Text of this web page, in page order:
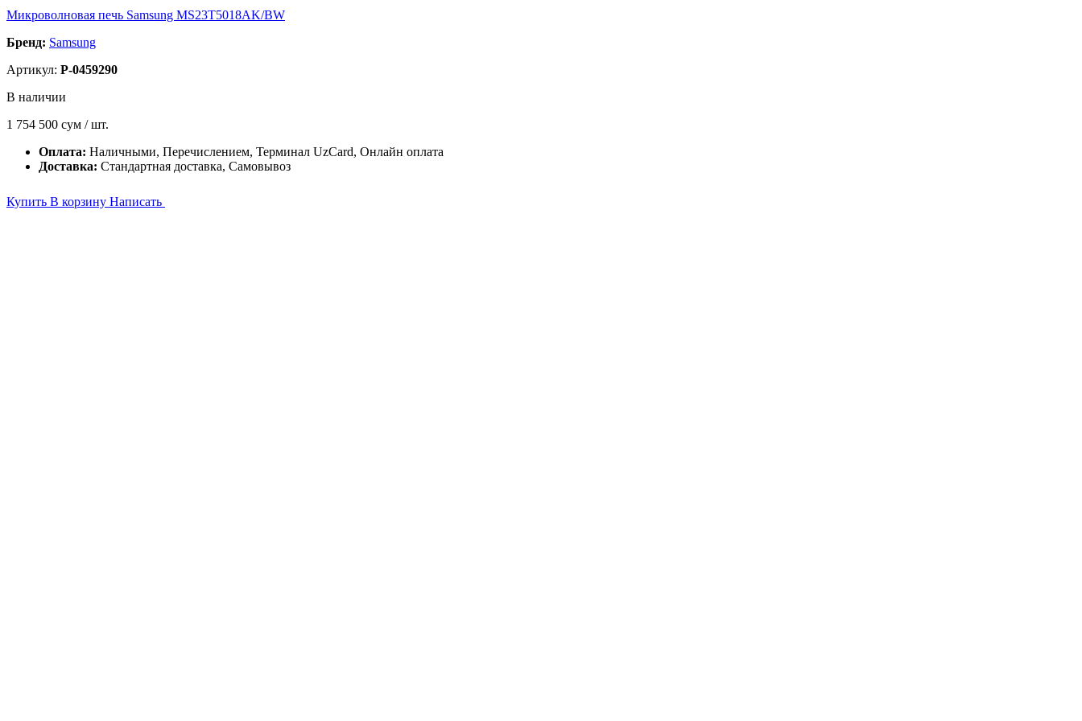
Микроволновая печь Samsung MS23T5018AK/BW
Бренд: Samsung
Артикул: P-0459290
В наличии
1 754 500 сум / шт.
Оплата: Наличными, Перечислением, Терминал UzCard, Онлайн оплата
Доставка: Стандартная доставка, Самовывоз
Купить В корзину Написать